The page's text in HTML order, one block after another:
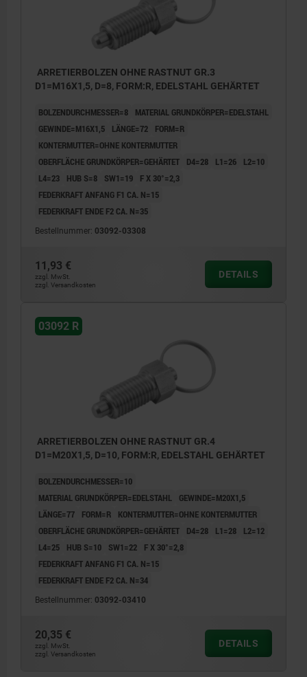
ARRETIERBOLZEN OHNE RASTNUT GR.3
D1=M16X1,5, D=8, FORM:R, EDELSTAHL GEHÄRTET
BOLZENDURCHMESSER=8
MATERIAL GRUNDKÖRPER=EDELSTAHL
GEWINDE=M16X1,5
LÄNGE=72
FORM=R
KONTERMUTTER=OHNE KONTERMUTTER
OBERFLÄCHE GRUNDKÖRPER=GEHÄRTET
D4=28 L1=26
L2=10
L4=23
HUB S=8 SW1=19
F X 30°=2,3
FEDERKRAFT ANFANG F1 CA. N=15
FEDERKRAFT ENDE F2 CA. N=35
Bestellnummer: 03092-03308
11,93 €
zzgl. MwSt.
zzgl. Versandkosten
DETAILS
03092 R
ARRETIERBOLZEN OHNE RASTNUT GR.4
D1=M20X1,5, D=10, FORM:R, EDELSTAHL GEHÄRTET
BOLZENDURCHMESSER=10
MATERIAL GRUNDKÖRPER=EDELSTAHL
GEWINDE=M20X1,5
LÄNGE=77
FORM=R
KONTERMUTTER=OHNE KONTERMUTTER
OBERFLÄCHE GRUNDKÖRPER=GEHÄRTET
D4=28 L1=28
L2=12
L4=25
HUB S=10 SW1=22
F X 30°=2,8
FEDERKRAFT ANFANG F1 CA. N=15
FEDERKRAFT ENDE F2 CA. N=34
Bestellnummer: 03092-03410
20,35 €
zzgl. MwSt.
zzgl. Versandkosten
DETAILS